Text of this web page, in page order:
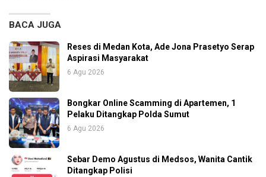
BACA JUGA
Reses di Medan Kota, Ade Jona Prasetyo Serap
Aspirasi Masyarakat
6 Agu 2026
Bongkar Online Scamming di Apartemen, 1
Pelaku Ditangkap Polda Sumut
6 Agu 2026
Sebar Demo Agustus di Medsos, Wanita Cantik
Ditangkap Polisi